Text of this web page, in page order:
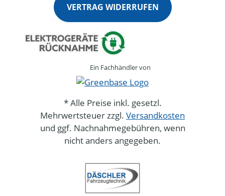
VERTRAG WIDERRUFEN
Ein Fachhändler von
* Alle Preise inkl. gesetzl.
Mehrwertsteuer zzgl. Versandkosten
und ggf. Nachnahmegebühren, wenn
nicht anders angegeben.